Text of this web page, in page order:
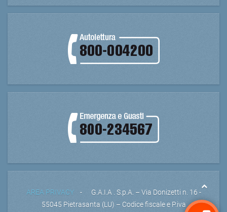
AREA PRIVACY- G.A.I.A . S.p.A. – Via Donizetti n. 16 -
55045 Pietrasanta (LU) – Codice fiscale e P.iva